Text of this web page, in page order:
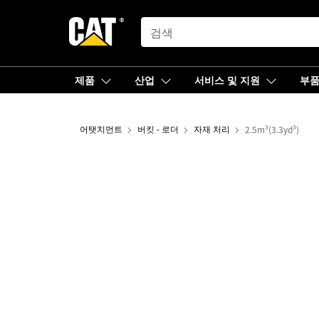
SEARCH
제품 산업 서비스 및 지원 부품
어탯치먼트 버킷 - 로더 자재 처리 2.5m³(3.3yd³)